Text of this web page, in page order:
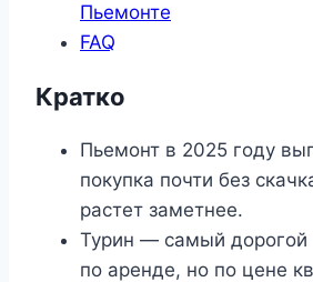
Пьемонте
FAQ
Кратко
Пьемонт в 2025 году
покупка почти без
растет заметнее.
Турин — самый дорогой
по аренде, но по цене